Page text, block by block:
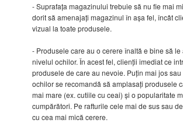
- Suprafața magazinului trebuie să nu fie mai
dorit să amenajați magazinul în așa fel, încât
vizual la toate produsele.
- Produsele care au o cerere înaltă e bine să
nivelul ochilor. În acest fel, clienții imediat ce
produsele de care au nevoie. Puțin mai jos
ochilor se recomandă să amplasați produsele
mai mare (ex. cutiile cu ceai) și o popularitate
cumpărători. Pe rafturile cele mai de sus sau
cu cea mai mică cerere.